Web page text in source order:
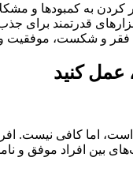
به کمبودها و
قدرتمند برای
فقر و شکست، موفقیت
عمل کنید
اما کافی نیست.
بین افراد موفق و